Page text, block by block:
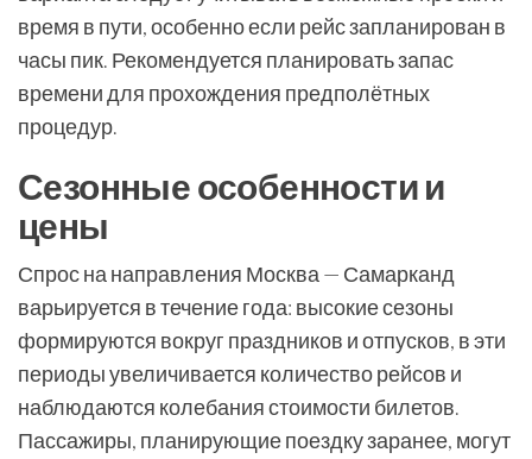
время в пути, особенно если рейс запланирован в
часы пик. Рекомендуется планировать запас
времени для прохождения предполётных
процедур.
Сезонные особенности и
цены
Спрос на направления Москва — Самарканд
варьируется в течение года: высокие сезоны
формируются вокруг праздников и отпусков, в эти
периоды увеличивается количество рейсов и
наблюдаются колебания стоимости билетов.
Пассажиры, планирующие поездку заранее, могут